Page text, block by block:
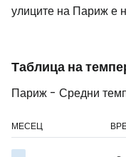
улиците на Париж е
Таблица на
Париж - Средни
МЕСЕЦ